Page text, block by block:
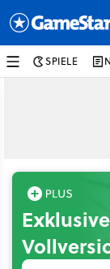
SPIELE